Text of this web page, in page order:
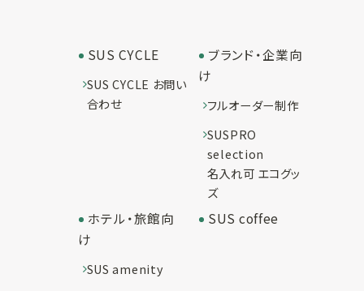
SUS CYCLE
SUS CYCLE お問い
合わせ
ブランド・企業向
け
フルオーダー制作
SUSPRO
selection
名入れ可 エコグッ
ズ
ホテル・旅館向
け
SUS amenity
SUS coffee